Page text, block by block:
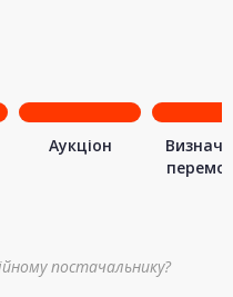
Аукціон
постачальнику?